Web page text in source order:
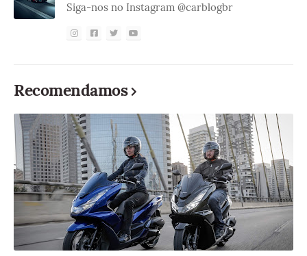
Siga-nos no Instagram @carblogbr
Recomendamos